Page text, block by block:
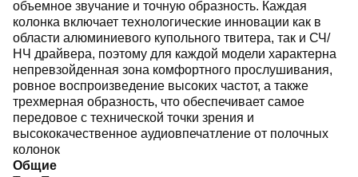
объемное звучание и точную образность. Каждая
колонка включает технологические инновации как в
области алюминиевого купольного твитера, так и СЧ/
НЧ драйвера, поэтому для каждой модели характерна
непревзойденная зона комфортного прослушивания,
ровное воспроизведение высоких частот, а также
трехмерная образность, что обеспечивает самое
передовое с технической точки зрения и
высококачественное аудиовпечатление от полочных
колонок
Общие